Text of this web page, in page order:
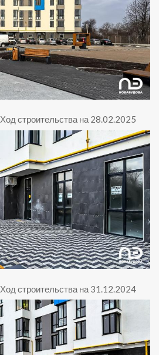
Ход строительства на 28.02.2025
Ход строительства на 31.12.2024